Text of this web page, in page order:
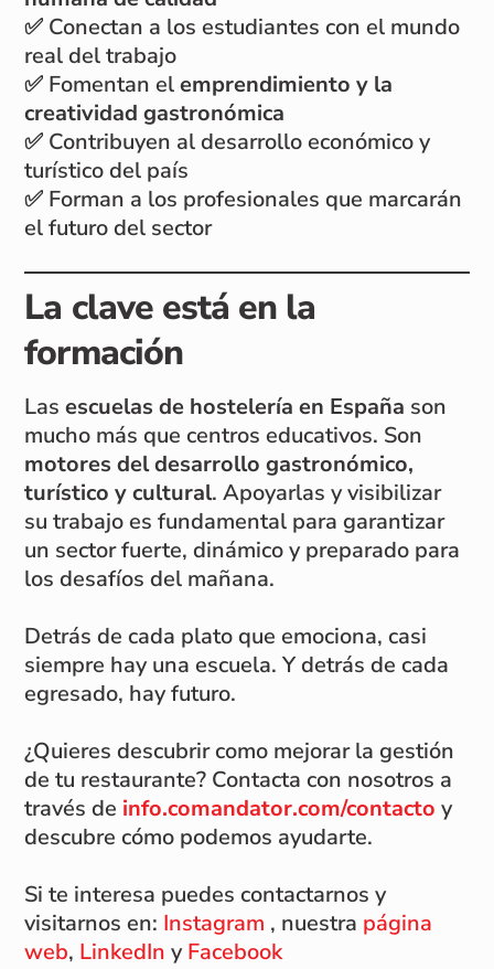
✅ Conectan a los estudiantes con el mundo
real del trabajo
✅ Fomentan elemprendimiento y la
creatividad gastronómica
✅ Contribuyen al desarrollo económico y
turístico del país
✅ Forman a los profesionales que marcarán
el futuro del sector
La clave está en la
formación
Lasescuelas de hostelería en España son
mucho más que centros educativos. Son
motores del desarrollo gastronómico,
turístico y cultural. Apoyarlas y visibilizar
su trabajo es fundamental para garantizar
un sector fuerte, dinámico y preparado para
los desafíos del mañana.
Detrás de cada plato que emociona, casi
siempre hay una escuela. Y detrás de cada
egresado, hay futuro.
¿Quieres descubrir como mejorar la gestión
de tu restaurante? Contacta con nosotros a
través de info.comandator.com/contacto y
descubre cómo podemos ayudarte.
Si te interesa puedes contactarnos y
visitarnos en: Instagram , nuestra página
web, LinkedIn yFacebook